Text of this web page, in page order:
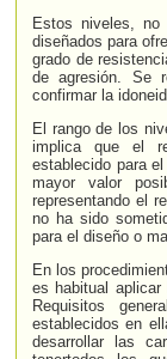
Estos niveles, no
diseñados para
grado de
de agresión. Se
confirmar la
El rango de los
implica que el
establecido para
mayor valor
representando el
no ha sido
para el diseño o
En los
es habitual aplicar
Requisitos
establecidos en
desarrollar las